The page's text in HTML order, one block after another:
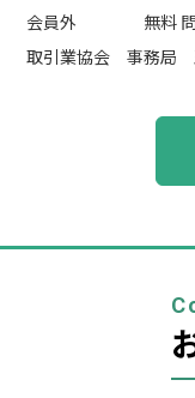
会員外 無料 問い
取引業協会 事務局
ー